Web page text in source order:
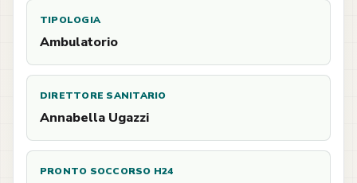
TIPOLOGIA
Ambulatorio
DIRETTORE SANITARIO
Annabella Ugazzi
PRONTO SOCCORSO H24